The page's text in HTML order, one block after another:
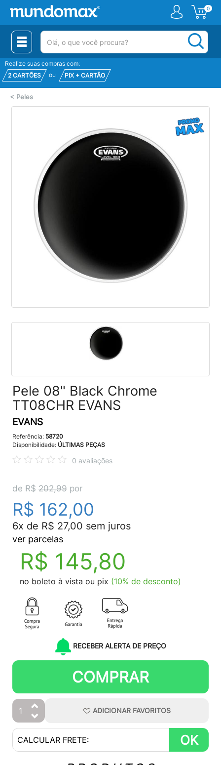
0
(pesquisar)
Realize suas compras com:
2 CARTÕES
ou PIX + CARTÃO
< Peles
Pele 08" Black Chrome
TT08CHR EVANS
EVANS
Referência: 58720
Disponibilidade: ÚLTIMAS PEÇAS
0 avaliações
de R$ 202,99 por
R$ 162,00
6x de R$ 27,00 sem juros
ver parcelas
R$ 145,80
no boleto à vista ou pix (10% de desconto)
RECEBER ALERTA DE PREÇO
COMPRAR
ADICIONAR FAVORITOS
OK